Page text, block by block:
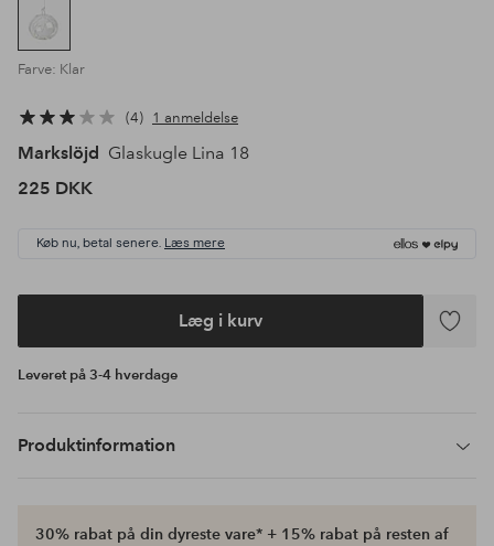
Farve: Klar
4 1 anmeldelse
Markslöjd
Glaskugle Lina 18
225 DKK
Køb nu, betal senere. Læs mere
Læg i kurv
Tilføj
Leveret på 3-4 hverdage
Produktinformation
30% rabat på din dyreste vare* + 15% rabat på resten af